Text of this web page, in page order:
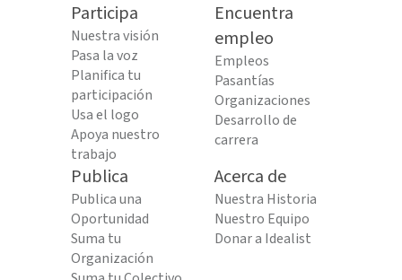
Participa
Nuestra visión
Pasa la voz
Planifica tu
participación
Usa el logo
Apoya nuestro
trabajo
Encuentra
empleo
Empleos
Pasantías
Organizaciones
Desarrollo de
carrera
Publica
Publica una
Oportunidad
Suma tu
Organización
Acerca de
Nuestra Historia
Nuestro Equipo
Donar a Idealist